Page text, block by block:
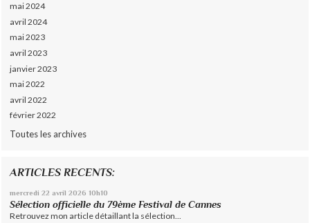
mai 2024
avril 2024
mai 2023
avril 2023
janvier 2023
mai 2022
avril 2022
février 2022
Toutes les archives
ARTICLES RECENTS:
mercredi 22 avril 2026 10h10
Sélection officielle du 79ème Festival de Cannes
Retrouvez mon article détaillant la sélection...